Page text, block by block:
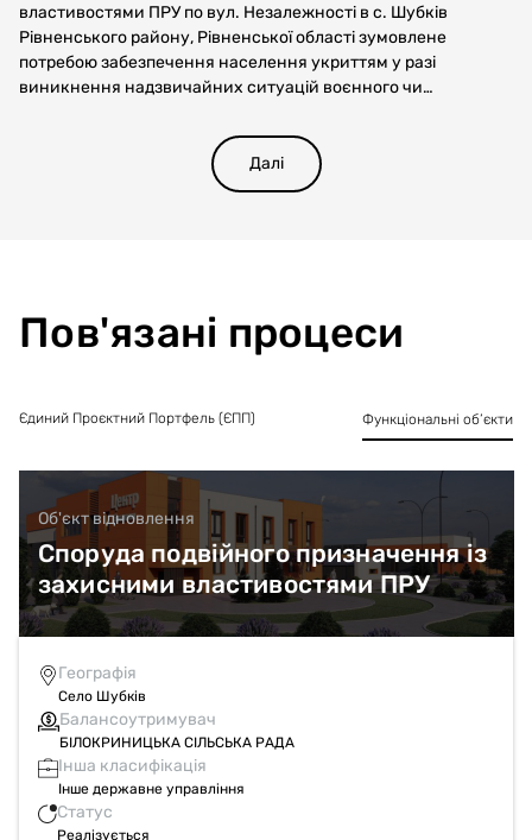
властивостями ПРУ по вул. Незалежності в с. Шубків
Рівненського району, Рівненської області зумовлене
потребою забезпечення населення укриттям у разі
виникнення надзвичайних ситуацій воєнного чи
служб безпеки громади. Відсутність спеціалізованих
захисних споруд на території села унеможливлює
оперативне реагування та знижує рівень безпеки
тривоги чи іншої загрози.
Далі
Пов'язані процеси
Єдиний Проєктний Портфель (ЄПП) Функціональні об’єкти
Об'єкт відновлення
Споруда подвійного призначення із
захисними властивостями ПРУ
Географія
Село Шубків
Балансоутримувач
БІЛОКРИНИЦЬКА СІЛЬСЬКА РАДА
Інша класифікація
Інше державне управління
Статус
Реалізується